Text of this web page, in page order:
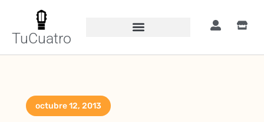
TuCuatro
octubre 12, 2013